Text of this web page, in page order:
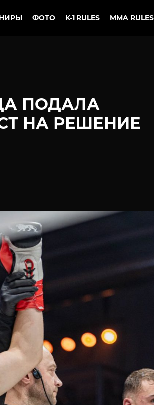
ФОТО K-1 RULES MMA RULES
ПОДАЛА
НА РЕШЕНИЕ